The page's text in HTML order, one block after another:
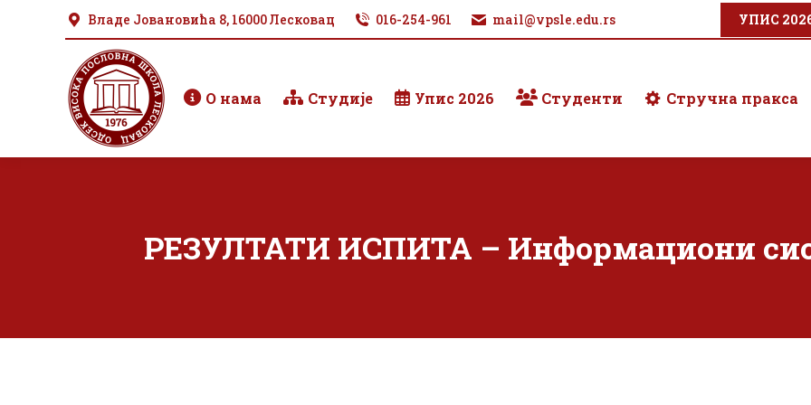
Владе Јовановића 8, 16000 Лесковац 016-254-961 mail@vpsle.edu.rs УПИС
О нама Студије Упис 2026 Студенти Стручна пракса
РЕЗУЛТАТИ ИСПИТА – Информациони